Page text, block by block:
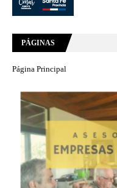
PÁGINAS
Página Principal